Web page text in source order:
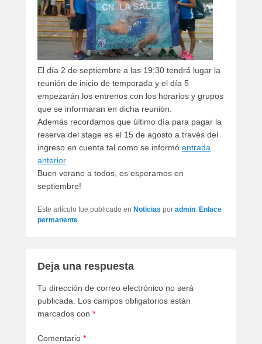
El día 2 de septiembre a las 19:30 tendrá lugar la
reunión de inicio de temporada y el día 5
empezarán los entrenos con los horarios y grupos
que se informaran en dicha reunión.
Además recordamos que último día para pagar la
reserva del stage es el 15 de agosto a través del
ingreso en cuenta tal como se informó entrada
anterior
Buen verano a todos, os esperamos en
septiembre!
Este artículo fue publicado en Noticias por admin. Enlace
permanente.
Deja una respuesta
Tu dirección de correo electrónico no será
publicada.
Los campos obligatorios están
marcados con *
Comentario *